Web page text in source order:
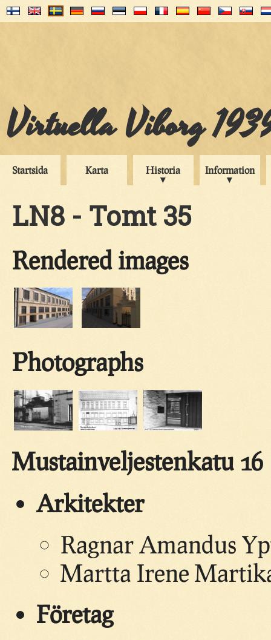
Virtuella Viborg
Startsida Karta Historia Information
LN8 - Tomt 35
Rendered images
Photographs
Mustainveljestenkatu 16
Arkitekter
Ragnar Amandus
Martta Irene
Företag